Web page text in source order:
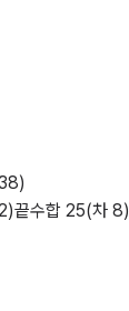
끝수합 25(차 8)